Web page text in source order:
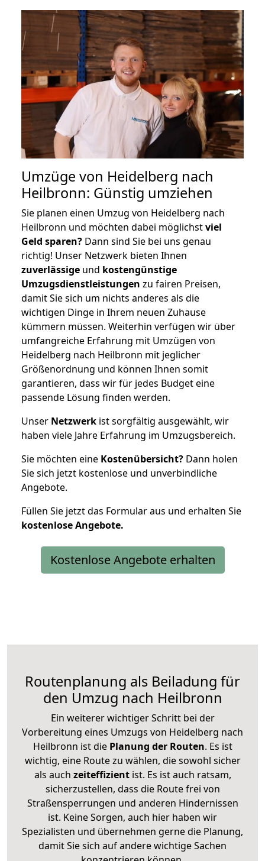
Umzüge von Heidelberg nach
Heilbronn: Günstig umziehen
Sie planen einen Umzug von Heidelberg nach
Heilbronn und möchten dabei möglichstviel
Geld sparen? Dann sind Sie bei uns genau
richtig! Unser Netzwerk bieten Ihnen
zuverlässige und kostengünstige
Umzugsdienstleistungen zu fairen Preisen,
damit Sie sich um nichts anderes als die
wichtigen Dinge in Ihrem neuen Zuhause
kümmern müssen. Weiterhin verfügen wir über
umfangreiche Erfahrung mit Umzügen von
Heidelberg nach Heilbronn mit jeglicher
Größenordnung und können Ihnen somit
garantieren, dass wir für jedes Budget eine
passende Lösung finden werden.
Unser Netzwerk ist sorgfältig ausgewählt, wir
haben viele Jahre Erfahrung im Umzugsbereich.
Sie möchten eine Kostenübersicht? Dann holen
Sie sich jetzt kostenlose und unverbindliche
Angebote.
Füllen Sie jetzt das Formular aus und erhalten Sie
kostenloseAngebote.
Kostenlose Angebote erhalten
Routenplanung als Beiladung für
den Umzug nach Heilbronn
Ein weiterer wichtiger Schritt bei der
Vorbereitung eines Umzugs von Heidelberg nach
Heilbronn ist diePlanung der Routen. Es ist
wichtig, eine Route zu wählen, die sowohl sicher
als auch zeiteffizientist. Es ist auch ratsam,
sicherzustellen, dass die Route frei von
Straßensperrungen und anderen Hindernissen
ist. Keine Sorgen, auch hier haben wir
Spezialisten und übernehmen gerne die Planung,
damit Sie sich auf andere wichtige Sachen